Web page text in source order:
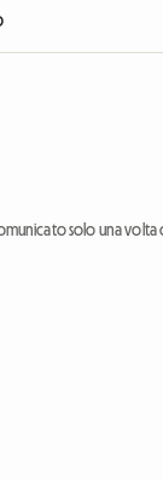
solo una